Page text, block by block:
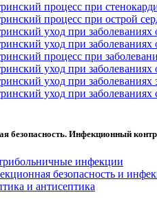
массовой информации и
библиотечное дело
в технических
и зоотехника
к периодической
Дополнительные Услуги
процесс при
процесс при острой
уход при заболеваниях
уход при
процесс при
уход при заболеваниях
уход при
уход при заболеваниях
безопасность. Инфекционный
инфекции
безопасность и
и антисептика